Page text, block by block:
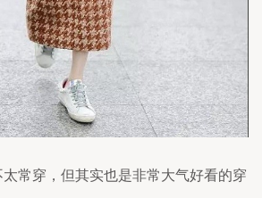
常穿，但其实也是非常大气好看的穿